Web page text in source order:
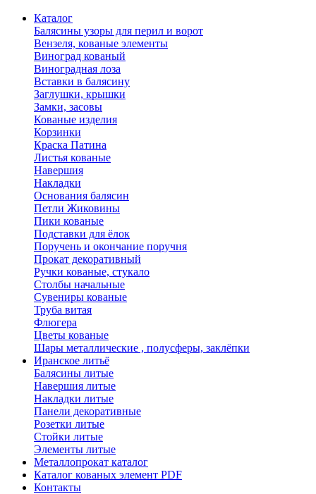
Каталог
Балясины узоры для перил и ворот
Вензеля, кованые элементы
Виноград кованый
Виноградная лоза
Вставки в балясину
Заглушки, крышки
Замки, засовы
Кованые изделия
Корзинки
Краска Патина
Листья кованые
Навершия
Накладки
Основания балясин
Петли Жиковины
Пики кованые
Подставки для ёлок
Поручень и окончание поручня
Прокат декоративный
Ручки кованые, стукало
Столбы начальные
Сувениры кованые
Труба витая
Флюгера
Цветы кованые
Шары металлические , полусферы, заклёпки
Иранское литьё
Балясины литые
Навершия литые
Накладки литые
Панели декоративные
Розетки литые
Стойки литые
Элементы литые
Металлопрокат каталог
Каталог кованых элемент PDF
Контакты